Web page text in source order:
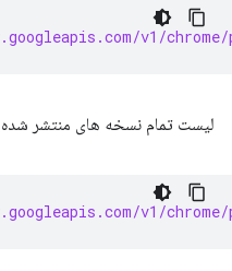
v1/
لیست تمام نسخه های منتشر
v1/